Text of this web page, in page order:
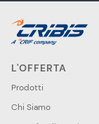
L'OFFERTA
Prodotti
Chi Siamo